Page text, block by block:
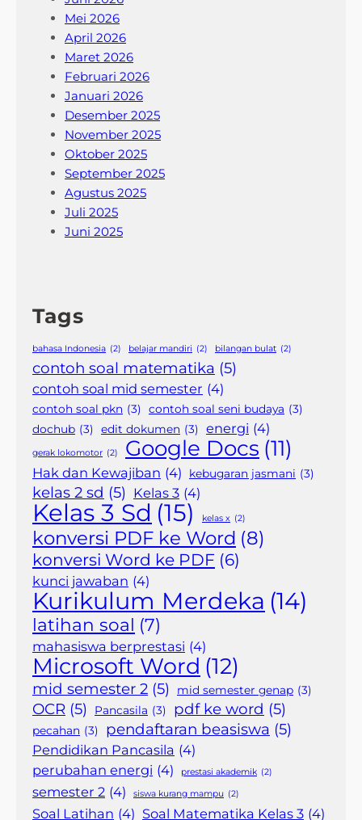
Mei 2026
April 2026
Maret 2026
Februari 2026
Januari 2026
Desember 2025
November 2025
Oktober 2025
September 2025
Agustus 2025
Juli 2025
Juni 2025
Tags
bahasa Indonesia (2) belajar mandiri (2) bilangan bulat (2)
contoh soal matematika (5)
contoh soal mid semester (4)
contoh soal pkn (3) contoh soal seni budaya (3)
dochub (3) edit dokumen (3) energi (4)
gerak lokomotor (2) Google Docs (11)
Hak dan Kewajiban (4) kebugaran jasmani (3)
kelas 2 sd (5) Kelas 3 (4)
Kelas 3 Sd (15) kelas x (2)
konversi PDF ke Word (8)
konversi Word ke PDF (6)
kunci jawaban (4)
Kurikulum Merdeka (14)
latihan soal (7)
mahasiswa berprestasi (4)
Microsoft Word (12)
mid semester 2 (5) mid semester genap (3)
OCR (5) Pancasila (3) pdf ke word (5)
pecahan (3) pendaftaran beasiswa (5)
Pendidikan Pancasila (4)
perubahan energi (4) prestasi akademik (2)
semester 2 (4) siswa kurang mampu (2)
Soal Latihan (4) Soal Matematika Kelas 3 (4)